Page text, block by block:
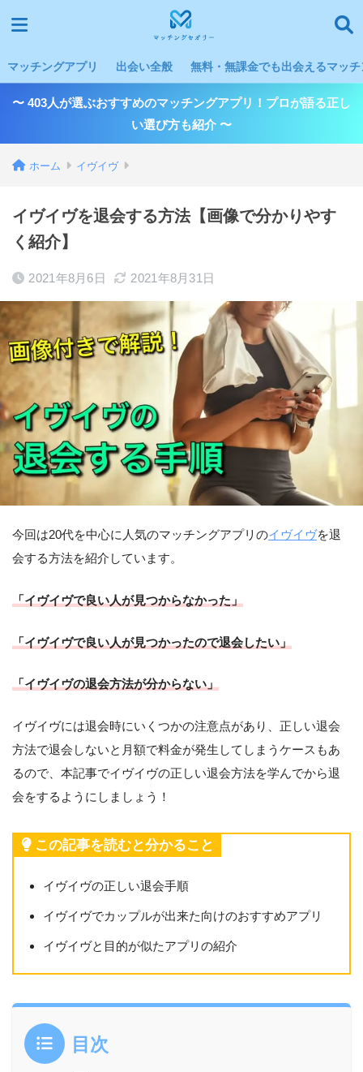
マッチングアプリ 出会い全般 無料・無課金でも出会えるマッ
〜 403人が選ぶおすすめのマッチングアプリ！プロが語る正し
い選び方も紹介 〜
ホーム イヴイヴ
イヴイヴを退会する方法【画像で分かりやす
く紹介】
2021年8月6日 2021年8月31日
今回は20代を中心に人気のマッチングアプリのイヴイヴを退
会する方法を紹介しています。
「イヴイヴで良い人が見つからなかった」
「イヴイヴで良い人が見つかったので退会したい」
「イヴイヴの退会方法が分からない」
イヴイヴには退会時にいくつかの注意点があり、正しい退会
方法で退会しないと月額で料金が発生してしまうケースもあ
るので、本記事でイヴイヴの正しい退会方法を学んでから退
会をするようにしましょう！
この記事を読むと分かること
イヴイヴの正しい退会手順
イヴイヴでカップルが出来た向けのおすすめアプリ
イヴイヴと目的が似たアプリの紹介
目次